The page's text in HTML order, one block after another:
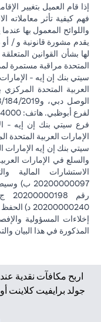
إذا قام العميل بتغيير
فهم كيفية تأثر معاملاته
واللوائح المعمول بها
يقدم مشورة قانونية و /
لها بشأن القوانين
المتحدة مراقبة مستمرة
سيتي بنك إن إيه -
لفرع أبوظبي. هاتف: 043114000.
فرع سيتي بنك إن إيه -
الإمارات العربية المتحدة
سيتي بنك إن إيه الإمارات
الاستشارات المالية
إخلاءات المسؤولية
المذكورة في هذا البيان
اربح مكافآت نقدية
جولد برايفيت كلاينت